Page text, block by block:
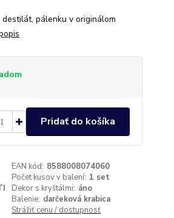
pálenku v originálom
Pridať do košíka
EAN kód: 8588008074060
Počet kusov v balení: 1 set
Dekor s kryštálmi: áno
Balenie: darčeková krabica
Strážiť cenu / dostupnosť